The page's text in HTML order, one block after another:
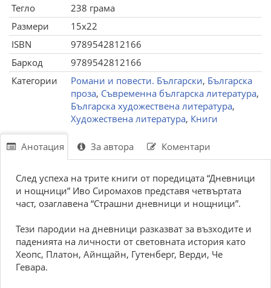
Тегло
238 грама
Размери
15x22
ISBN
9789542812166
Баркод
9789542812166
Категории
Романи и повести. Български, Българска
проза, Съвременна българска литература,
Българска художествена литература,
Художествена литература, Книги
Анотация За автора Коментари
След успеха на трите книги от поредицата “Дневници
и нощници” Иво Сиромахов представя четвъртата
част, озаглавена “Страшни дневници и нощници”.
Тези пародии на дневници разказват за възходите и
паденията на личности от световната история като
Хеопс, Платон, Айнщайн, Гутенберг, Верди, Че
Гевара.